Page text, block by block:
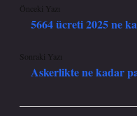
Önceki Yazı
5664 ücreti 2025 ne
Sonraki Yazı
Askerlikte ne kadar